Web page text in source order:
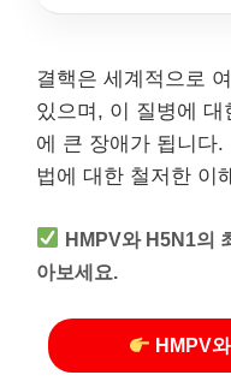
결핵은 세계적으로
있으며, 이 질병에
에 큰 장애가 됩니다
법에 대한 철저한 이
HMPV와 H5N1의
아보세요.
HMPV